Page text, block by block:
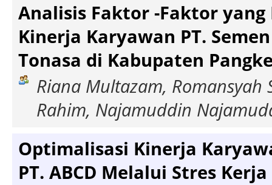
Analisis Faktor -Faktor
Kinerja Karyawan PT.
Tonasa di Kabupaten
Riana Multazam,
Rahim, Najamuddin
Optimalisasi Kinerja
PT. ABCD Melalui Stres